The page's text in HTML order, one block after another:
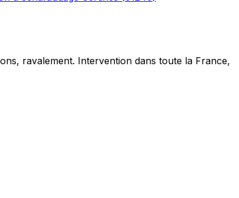
ravalement. Intervention dans toute la France,